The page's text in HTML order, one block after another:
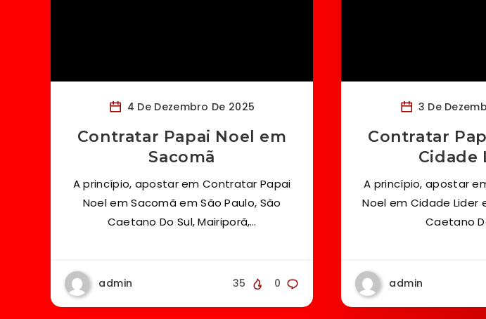
4 De Dezembro De 2025
Contratar Papai Noel em
Sacomã
A princípio, apostar em Contratar Papai
Noel em Sacomã em São Paulo, São
Caetano Do Sul, Mairiporã,…
admin 0
35
3 De
Contratar
Cidade
A princípio, apostar
Noel em Cidade Lider
Caetano
admin